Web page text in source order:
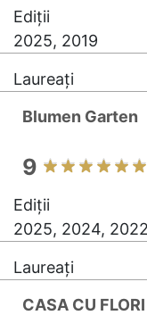
Ediții
2025, 2019
Laureați
Blumen Garten
9
Ediții
2025, 2024,
Laureați
CASA CU FLORI